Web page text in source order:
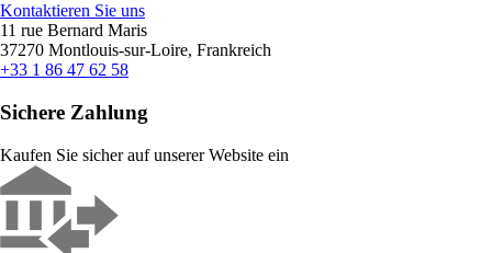
Kontaktieren Sie uns
11 rue Bernard Maris
37270 Montlouis-sur-Loire, Frankreich
+33 1 86 47 62 58
Sichere Zahlung
Kaufen Sie sicher auf unserer Website ein